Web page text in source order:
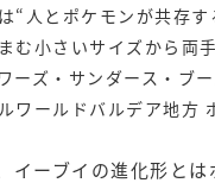
“人とポケモンが共存
む小さいサイズから
ーズ・サンダース・ブ
ワールドバルデア地方
ーブイの進化形とは